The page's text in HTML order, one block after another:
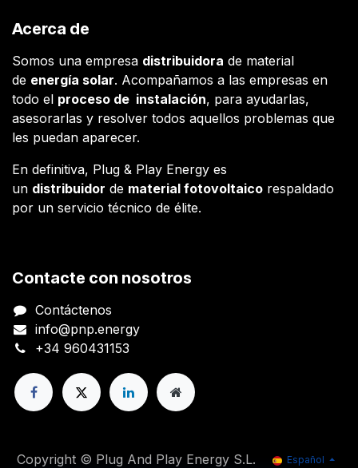
Acerca de
Somos una empresa distribuidora de material
de energía solar. Acompañamos a las empresas en
todo el proceso de instalación, para ayudarlas,
asesorarlas y resolver todos aquellos problemas que
les puedan aparecer.
En definitiva, Plug & Play Energy es
un distribuidor de material fotovoltaico respaldado
por un servicio técnico de élite.
Contacte con nosotros
Contáctenos
info@pnp.energy
+34 960431153
Copyright © Plug And Play Energy S.L. Español